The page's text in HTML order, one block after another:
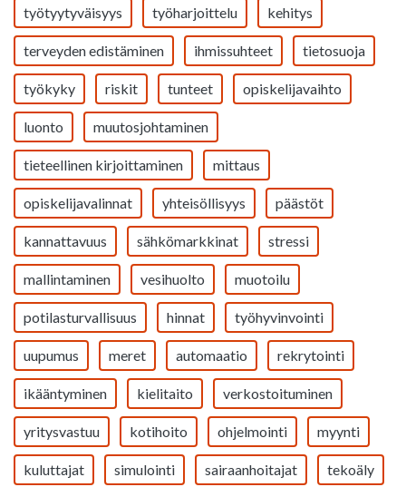
työtyytyväisyys työharjoittelu kehitys
terveyden edistäminen ihmissuhteet tietosuoja
työkyky riskit tunteet opiskelijavaihto
luonto muutosjohtaminen
tieteellinen kirjoittaminen mittaus
opiskelijavalinnat yhteisöllisyys päästöt
kannattavuus sähkömarkkinat stressi
mallintaminen vesihuolto muotoilu
potilasturvallisuus hinnat työhyvinvointi
uupumus meret automaatio rekrytointi
ikääntyminen kielitaito verkostoituminen
yritysvastuu kotihoito ohjelmointi myynti
kuluttajat simulointi sairaanhoitajat tekoäly